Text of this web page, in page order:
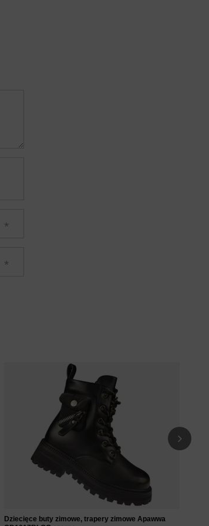
Dziecięce buty zimowe, trapery zimowe Apawwa